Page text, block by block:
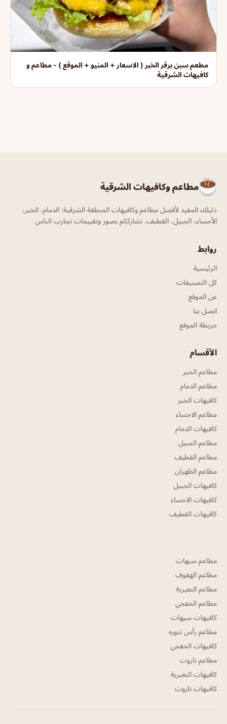
مطعم سبن برقر الخبر ( الاسعار + المنيو + الموقع ) - مطاعم و
كافيهات الشرقية
مطاعم وكافيهات الشرقية
دليلك المفيد لأفضل مطاعم وكافيهات المنطقة الشرقية: الدمام، الخبر،
الأحساء، الجبيل، القطيف. نشارككم بصور وتقييمات تجارب الناس
روابط
الرئيسية
كل التصنيفات
عن الموقع
اتصل بنا
خريطة الموقع
الأقسام
مطاعم الخبر
مطاعم الدمام
كافيهات الخبر
مطاعم الاحساء
كافيهات الدمام
مطاعم الجبيل
مطاعم القطيف
مطاعم الظهران
كافيهات الجبيل
كافيهات الاحساء
كافيهات القطيف
مطاعم سيهات
مطاعم الهفوف
مطاعم النعيرية
مطاعم الخفجي
كافيهات سيهات
مطاعم رأس تنوره
كافيهات الخفجي
مطاعم تاروت
كافيهات النعيرية
كافيهات تاروت